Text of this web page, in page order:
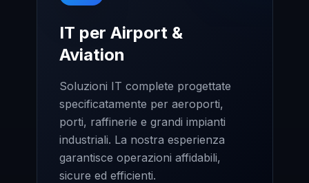
IT per Airport &
Aviation
Soluzioni IT complete progettate
specificatamente per aeroporti,
porti, raffinerie e grandi impianti
industriali. La nostra esperienza
garantisce operazioni affidabili,
sicure ed efficienti.